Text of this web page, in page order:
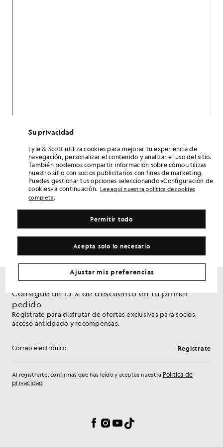
Consigue un 15 % de descuento en tu primer
pedido
Regístrate para disfrutar de ofertas exclusivas para socios,
acceso anticipado y recompensas.
Dirección de correo electrónico Regístrate
Al registrarte, confirmas que has leído y aceptas nuestra Política de
privacidad
Facebook
Instagram
YouTube
TikTok
Su privacidad
Lyle & Scott utiliza cookies para mejorar tu experiencia de
navegación, personalizar el contenido y analizar el uso del sitio.
También podemos compartir información sobre cómo utilizas
nuestro sitio con socios publicitarios con fines de marketing.
Puedes gestionar tus opciones seleccionando «Configuración de
cookies» a continuación. Lee aquí nuestra política de cookies
completa.
Acepta solo lo necesario
Permitir todo
Ajustar mis preferencias